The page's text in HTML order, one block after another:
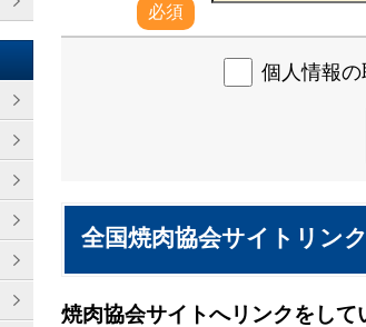
必須
個人情報
全国焼肉協会サイトリン
焼肉協会サイトへリンクをして